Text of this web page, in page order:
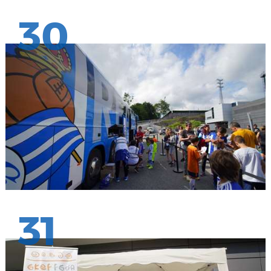
30
31